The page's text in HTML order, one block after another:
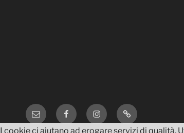
Email FacebookInstagramTripAdvisor
I cookie ci aiutano ad erogare servizi di qualità.